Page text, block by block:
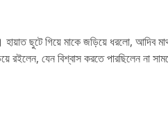
ছুটে গিয়ে মাকে জড়িয়ে ধরলো, আদিব
রইলেন, যেন বিশ্বাস করতে পারছিলেন না